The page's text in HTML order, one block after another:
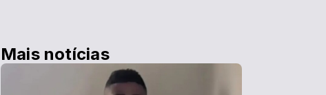
Mais notícias